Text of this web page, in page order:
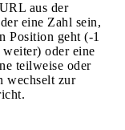
aus der
eine Zahl sein,
Position geht (-1
oder eine
teilweise oder
wechselt zur